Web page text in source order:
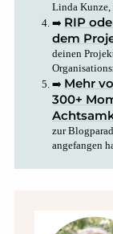
Linda
➡️ RIP
dem
deinen
➡️ Mehr
300+
zur
angefangen